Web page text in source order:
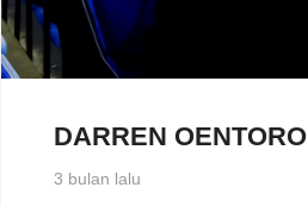
DARREN OENTORO
3 bulan lalu